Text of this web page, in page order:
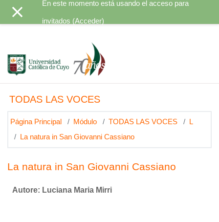
Salta al contenido principal
En este momento está usando el acceso para
invitados (Acceder)
TODAS LAS VOCES
Página Principal Módulo TODAS LAS VOCES
L
La natura in San Giovanni Cassiano
La natura in San Giovanni Cassiano
Autore: Luciana Maria Mirri